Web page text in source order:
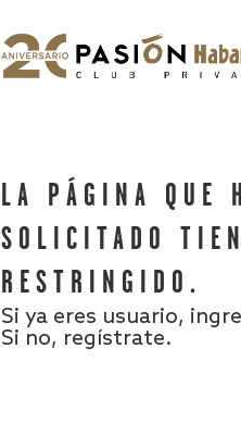
LA PÁGINA QUE
SOLICITADO
RESTRINGIDO.
Si ya eres usuario,
Si no, regístrate.